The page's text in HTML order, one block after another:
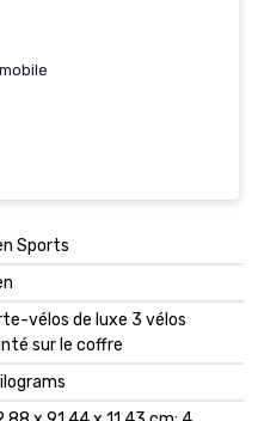
Sports
vélos de luxe 3 vélos
sur le coffre